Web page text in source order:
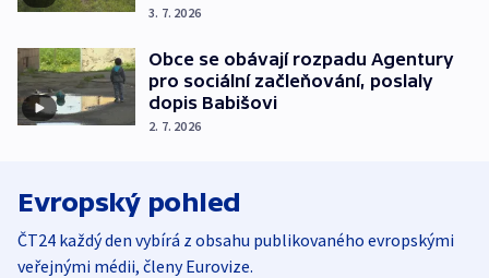
3. 7. 2026
Obce se obávají rozpadu Agentury
pro sociální začleňování, poslaly
dopis Babišovi
2. 7. 2026
Evropský pohled
ČT24 každý den vybírá z obsahu publikovaného evropskými
veřejnými médii, členy Eurovize.